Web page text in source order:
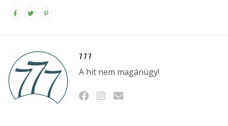
777
A hit nem magánügy!